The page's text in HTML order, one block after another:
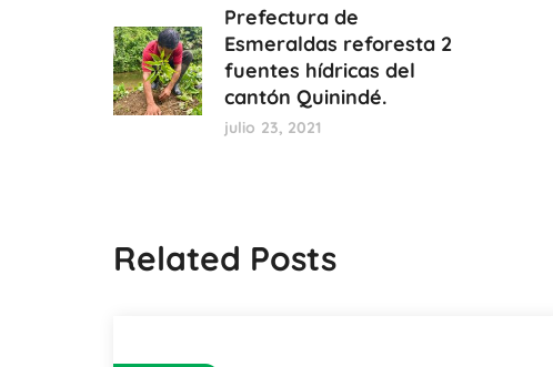
Prefectura de
Esmeraldas reforesta 2
fuentes hídricas del
cantón Quinindé.
julio 23, 2021
Related Posts